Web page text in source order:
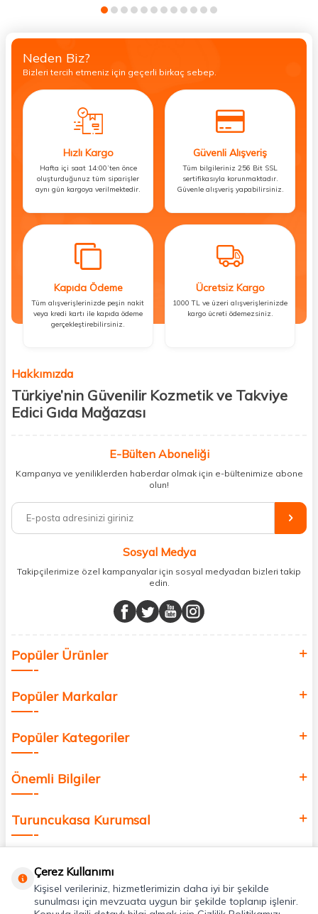
Neden Biz?
Bizleri tercih etmeniz için geçerli birkaç sebep.
Hızlı Kargo
Hafta içi saat 14:00’ten önce
oluşturduğunuz tüm siparişler
aynı gün kargoya verilmektedir.
Güvenli Alışveriş
Tüm bilgileriniz 256 Bit SSL
sertifikasıyla korunmaktadır.
Güvenle alışveriş yapabilirsiniz.
Kapıda Ödeme
Tüm alışverişlerinizde peşin nakit
veya kredi kartı ile kapıda ödeme
gerçekleştirebilirsiniz.
Ücretsiz Kargo
1000 TL ve üzeri alışverişlerinizde
kargo ücreti ödemezsiniz.
Hakkımızda
Türkiye’nin Güvenilir Kozmetik ve Takviye
Edici Gıda Mağazası
kişisel bakım hem de takviye edici gıda ürünlerini sizlerle
buluşturuyoruz. Artık mağaza mağaza dolaşmanıza gerek yok;
ihtiyacınız olan her şeyi tek bir çatı altında topluyor ve kapınıza kadar
%100 orijinal kozmetik ve sağlık ürünleriyle güzelliğinizi tamamlayabilir,
vücudunuzu desteklemek için güvenilir takviye edici gıdalara
minerallere kadar binlerce ürünü uygun fiyat ve hızlı kargo avantajıyla
sunuyoruz.
buluşturuyor ve online alışveriş deneyiminizi en iyi hale getiriyoruz.
Sağlık, güzellik ve iyi yaşam için aradığınız her şey burada!
değer katmak için bize katılın!
E-Bülten Aboneliği
Kampanya ve yeniliklerden haberdar olmak için e-bültenimize abone
olun!
Sosyal Medya
Takipçilerimize özel kampanyalar için sosyal medyadan bizleri takip
edin.
Popüler Ürünler
Popüler Markalar
Popüler Kategoriler
Önemli Bilgiler
Turuncukasa Kurumsal
Uygulamalarımız
Çerez Kullanımı
Kişisel verileriniz, hizmetlerimizin daha iyi bir şekilde
sunulması için mevzuata uygun bir şekilde toplanıp işlenir.